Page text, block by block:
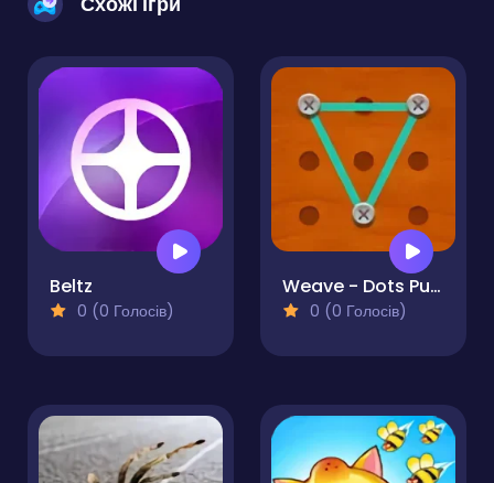
Beltz
0 (0 Голосів)
Weave - Dots Puzzle
0 (0 Голосів)